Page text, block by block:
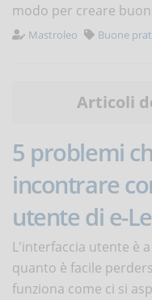
modo per creare
Mastroleo Buone
Articoli
5 problemi
incontrare
utente di e-
L'interfaccia utente è
quanto è facile
funziona come ci si